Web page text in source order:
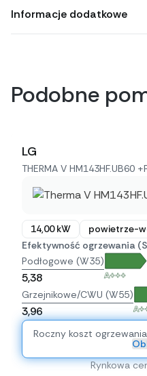
Informacje dodatkowe
Podobne
LG
THERMA V HM143HF.UB60
14,00 kW powietrze-
Efektywność ogrzewania
Podłogowe (W35)
5,38 A+++
Grzejnikowe/CWU (W55)
3,96
Roczny koszt
Rynkowa